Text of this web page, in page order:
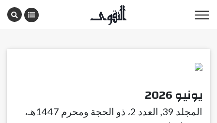
يونيو 2026
المجلد 39, العدد 2، ذو الحجة ومحرم 1447هـ،